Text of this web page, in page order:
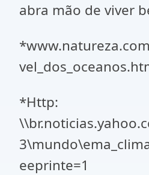
abra mão de viver
*Http:
eeprinte=1